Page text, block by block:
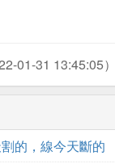
01-31 13:45:05）
的，線今天斷的